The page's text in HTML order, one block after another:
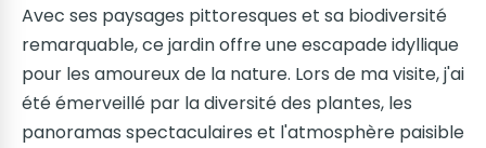
Avec ses paysages pittoresques et sa biodiversité
remarquable, ce jardin offre une escapade idyllique
pour les amoureux de la nature. Lors de ma visite, j'ai
été émerveillé par la diversité des plantes, les
panoramas spectaculaires et l'atmosphère paisible